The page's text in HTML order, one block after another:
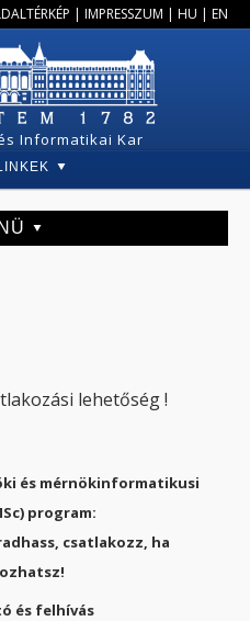
| IMPRESSZUM | HU | EN
Informatikai Kar
lehetőség !
és mérnökinformatikusi
program:
csatlakozz, ha
és felhívás